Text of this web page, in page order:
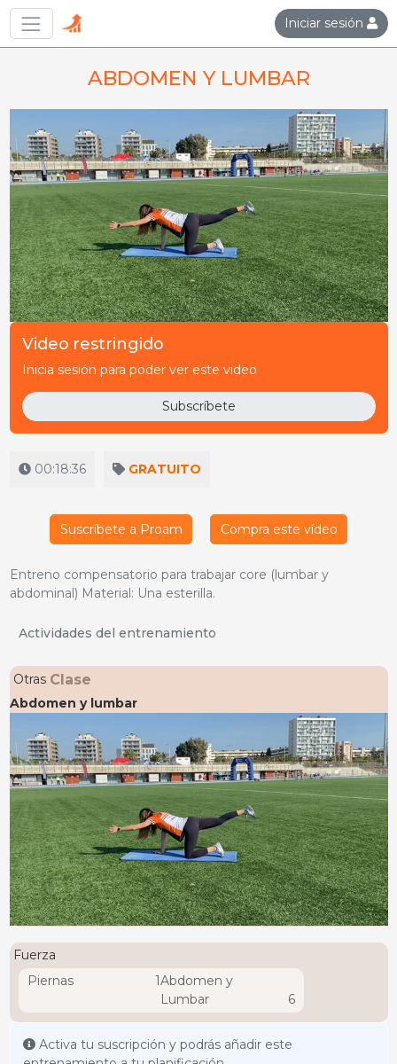
Iniciar sesión
ABDOMEN Y LUMBAR
Video restringido
Inicia sesión para poder ver este video
Subscríbete
00:18:36 GRATUITO
Suscríbete a Proam Compra este vídeo
Entreno compensatorio para trabajar core (lumbar y
abdominal) Material: Una esterilla.
Actividades del entrenamiento
Otras Clase
Abdomen y lumbar
Fuerza
Piernas
1Abdomen y
Lumbar
6
Activa tu suscripción y podrás añadir este